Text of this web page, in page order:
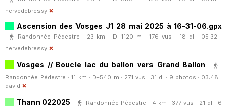
hervedebressy
Ascension des Vosges J1 28 mai 2025 à 16-31-06.gpx
Randonnée Pédestre · 23 km · D+1120 m · 176 vus · 18 dl · 05:32 ·
hervedebressy
Vosges // Boucle lac du ballon vers Grand Ballon
Randonnée Pédestre · 11 km · D+540 m · 271 vus · 31 dl · 9 photos · 03:48 ·
david
Thann 022025
Randonnée Pédestre · 4 km · 377 vus · 21 dl · 6